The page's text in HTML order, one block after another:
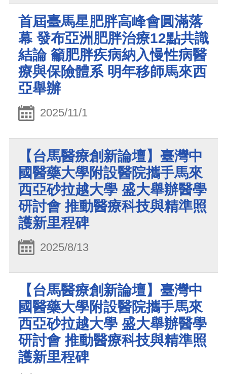
首屆臺馬星肥胖高峰會圓滿落
幕 發布亞洲肥胖治療12點共識
結論 籲肥胖疾病納入慢性病醫
療與保險體系 明年移師馬來西
亞舉辦
2025/11/1
【台馬醫療創新論壇】臺灣中
國醫藥大學附設醫院攜手馬來
西亞砂拉越大學 盛大舉辦醫學
研討會 推動醫療科技與精準照
護新里程碑
2025/8/13
【台馬醫療創新論壇】臺灣中
國醫藥大學附設醫院攜手馬來
西亞砂拉越大學 盛大舉辦醫學
研討會 推動醫療科技與精準照
護新里程碑